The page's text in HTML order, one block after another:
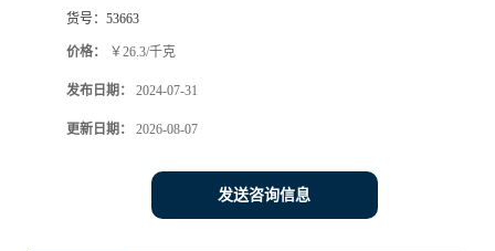
货号： 53663
价格： ￥26.3/千克
发布日期： 2024-07-31
更新日期： 2026-08-07
发送咨询信息